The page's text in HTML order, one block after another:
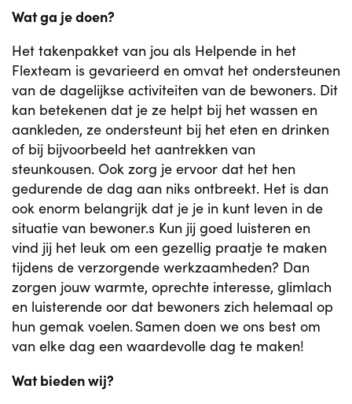
Wat ga je doen?
Het takenpakket van jou als Helpende in het
Flexteam is gevarieerd en omvat het ondersteunen
van de dagelijkse activiteiten van de bewoners. Dit
kan betekenen dat je ze helpt bij het wassen en
aankleden, ze ondersteunt bij het eten en drinken
of bij bijvoorbeeld het aantrekken van
steunkousen. Ook zorg je ervoor dat het hen
gedurende de dag aan niks ontbreekt. Het is dan
ook enorm belangrijk dat je je in kunt leven in de
situatie van bewoner.s Kun jij goed luisteren en
vind jij het leuk om een gezellig praatje te maken
tijdens de verzorgende werkzaamheden? Dan
zorgen jouw warmte, oprechte interesse, glimlach
en luisterende oor dat bewoners zich helemaal op
hun gemak voelen. Samen doen we ons best om
van elke dag een waardevolle dag te maken!
Wat bieden wij?